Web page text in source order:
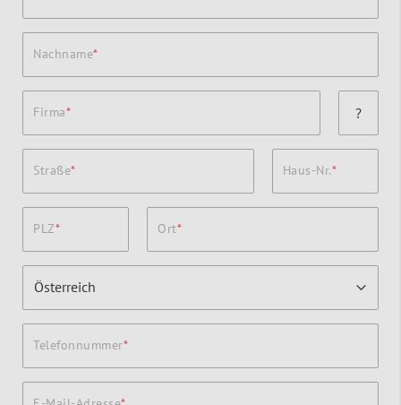
Nachname
Firma ?
Straße Haus-Nr.
PLZ Ort
Telefonnummer